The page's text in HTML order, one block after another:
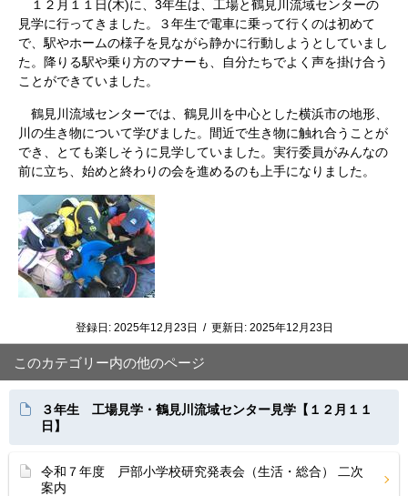
１２月１１日(木)に、3年生は、工場と鶴見川流域センターの
見学に行ってきました。３年生で電車に乗って行くのは初めて
で、駅やホームの様子を見ながら静かに行動しようとしていまし
た。降りる駅や乗り方のマナーも、自分たちでよく声を掛け合う
ことができていました。
鶴見川流域センターでは、鶴見川を中心とした横浜市の地形、
川の生き物について学びました。間近で生き物に触れ合うことが
でき、とても楽しそうに見学していました。実行委員がみんなの
前に立ち、始めと終わりの会を進めるのも上手になりました。
登録日: 2025年12月23日 / 更新日: 2025年12月23日
このカテゴリー内の他のページ
３年生 工場見学・鶴見川流域センター見学【１２月１１
日】
令和７年度 戸部小学校研究発表会（生活・総合） 二次
案内